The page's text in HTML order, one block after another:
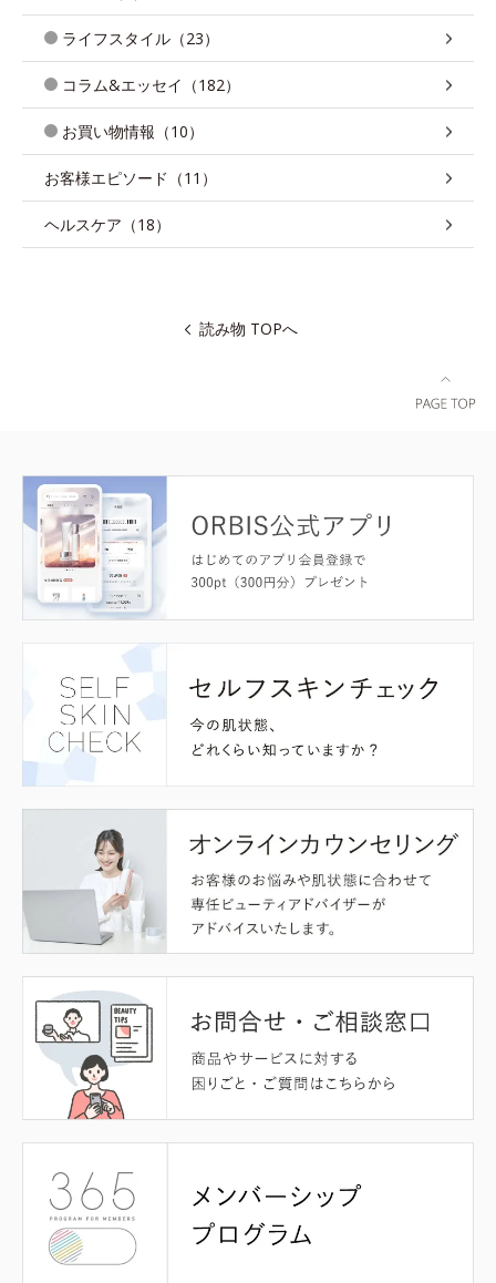
ライフスタイル（23）
コラム&エッセイ（182）
お買い物情報（10）
お客様エピソード（11）
ヘルスケア（18）
読み物 TOPへ